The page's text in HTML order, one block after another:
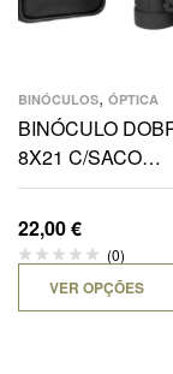
BINÓCULOS, ÓPTICA
BINÓCULO
8X21 C/SACO
TRANSPORTE
22,00€
(0)
VER OPÇÕES